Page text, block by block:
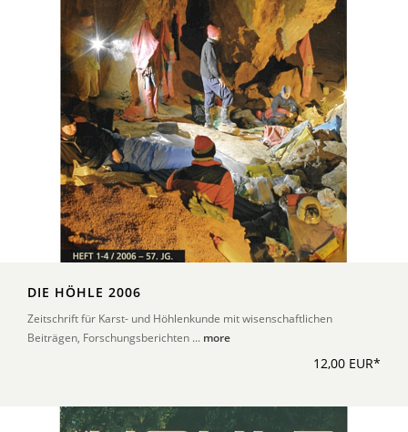
DIE HÖHLE 2006
Zeitschrift für Karst- und Höhlenkunde mit wisenschaftlichen
Beiträgen, Forschungsberichten ... more
12,00 EUR*